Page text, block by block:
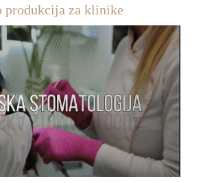
produkcija za klinike